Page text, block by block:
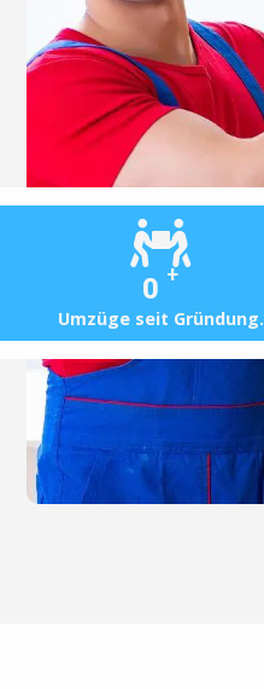
0 +
Umzüge seit Gründung.